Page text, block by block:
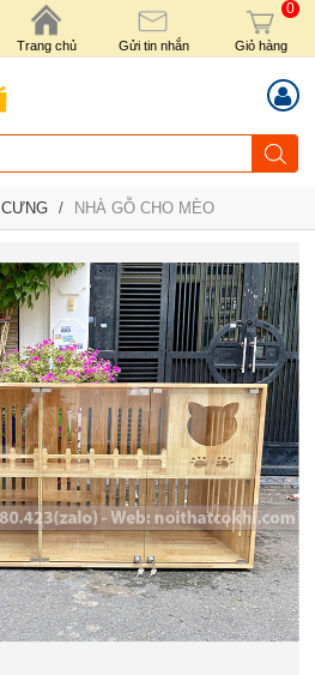
Trang chủ Gửi tin nhắn
0
Giỏ hàng
/ NHÀ GỖ CHO MÈO